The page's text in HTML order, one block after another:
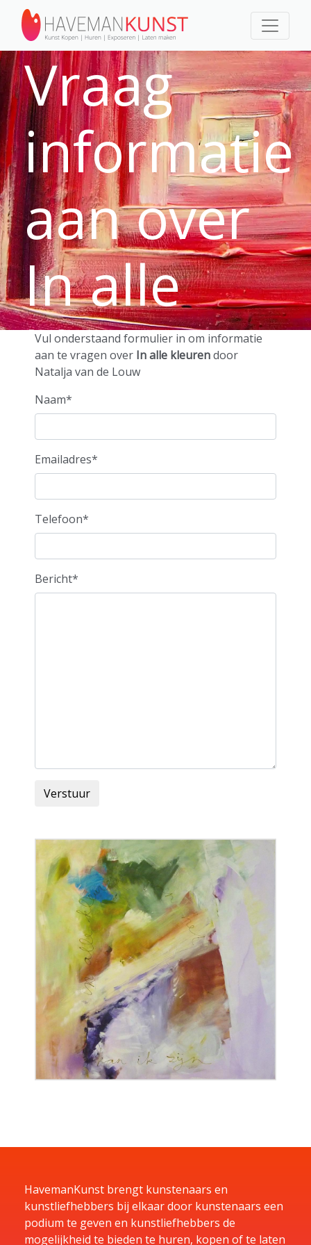
Vraag
informatie
aan over
In alle
kleuren
door
Natalja
van de
Louw
Vul onderstaand formulier in om informatie
aan te vragen over In alle kleurendoor
Natalja van de Louw
Naam*
Emailadres*
Telefoon*
Bericht*
HavemanKunst brengt kunstenaars en
kunstliefhebbers bij elkaar door kunstenaars een
podium te geven en kunstliefhebbers de
mogelijkheid te bieden te huren, kopen of te laten